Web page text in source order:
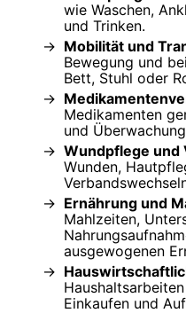
wie Waschen,
und Trinken.
Mobilität und
Bewegung und
Bett, Stuhl oder
Medikamenten
und
Wundpflege und
Wunden,
Ernährung und
Mahlzeiten,
ausgewogenen
Einkaufen und